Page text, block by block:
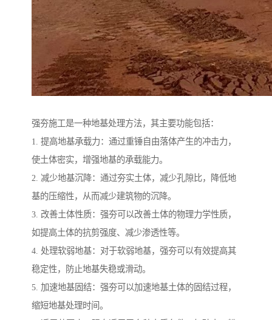
强夯施工是一种地基处理方法，其主要功能包括：
1. 提高地基承载力：通过重锤自由落体产生的冲击力，
使土体密实，增强地基的承载能力。
2. 减少地基沉降：通过夯实土体，减少孔隙比，降低地
基的压缩性，从而减少建筑物的沉降。
3. 改善土体性质：强夯可以改善土体的物理力学性质，
如提高土体的抗剪强度、减少渗透性等。
4. 处理软弱地基：对于软弱地基，强夯可以有效提高其
稳定性，防止地基失稳或滑动。
5. 加速地基固结：强夯可以加速地基土体的固结过程，
缩短地基处理时间。